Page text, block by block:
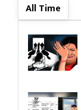
All Time